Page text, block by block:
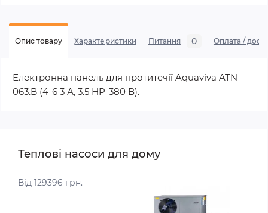
Опис товару Характеристики Питання 0 Оплата /
Електронна панель для протитечії Aquaviva ATN
063.B (4-6 3 А, 3.5 HP-380 В).
Теплові насоси для дому
Від 129396 грн.